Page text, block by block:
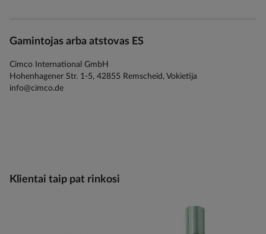
Gamintojas arba atstovas ES
Cimco International GmbH
Hohenhagener Str. 1-5, 42855 Remscheid, Vokietija
info@cimco.de
Klientai taip pat rinkosi